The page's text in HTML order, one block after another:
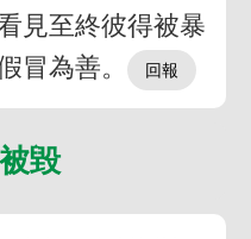
見至終彼得被暴
冒為善。
毀